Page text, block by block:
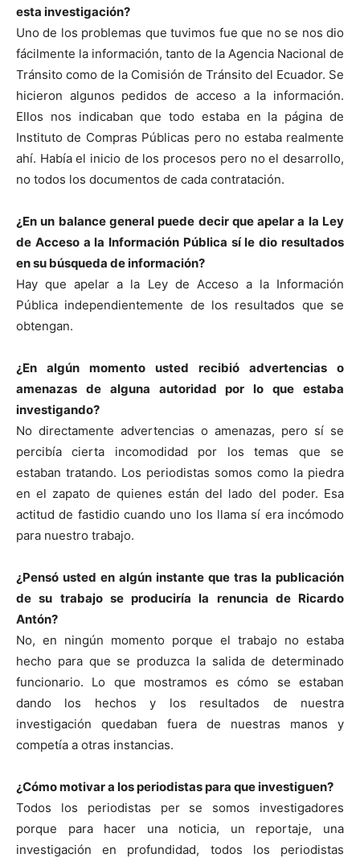
esta investigación?
Uno de los problemas que tuvimos fue que no se nos dio
fácilmente la información, tanto de la Agencia Nacional de
Tránsito como de la Comisión de Tránsito del Ecuador. Se
hicieron algunos pedidos de acceso a la información.
Ellos nos indicaban que todo estaba en la página de
Instituto de Compras Públicas pero no estaba realmente
ahí. Había el inicio de los procesos pero no el desarrollo,
no todos los documentos de cada contratación.
¿En un balance general puede decir que apelar a la Ley
de Acceso a la Información Pública sí le dio resultados
en su búsqueda de información?
Hay que apelar a la Ley de Acceso a la Información
Pública independientemente de los resultados que se
obtengan.
¿En algún momento usted recibió advertencias o
amenazas de alguna autoridad por lo que estaba
investigando?
No directamente advertencias o amenazas, pero sí se
percibía cierta incomodidad por los temas que se
estaban tratando. Los periodistas somos como la piedra
en el zapato de quienes están del lado del poder. Esa
actitud de fastidio cuando uno los llama sí era incómodo
para nuestro trabajo.
¿Pensó usted en algún instante que tras la publicación
de su trabajo se produciría la renuncia de Ricardo
Antón?
No, en ningún momento porque el trabajo no estaba
hecho para que se produzca la salida de determinado
funcionario. Lo que mostramos es cómo se estaban
dando los hechos y los resultados de nuestra
investigación quedaban fuera de nuestras manos y
competía a otras instancias.
¿Cómo motivar a los periodistas para que investiguen?
Todos los periodistas per se somos investigadores
porque para hacer una noticia, un reportaje, una
investigación en profundidad, todos los periodistas